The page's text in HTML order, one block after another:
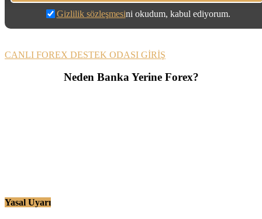
Gizlilik sözleşmesini okudum, kabul ediyorum.
CANLI FOREX DESTEK ODASI GİRİŞ
Neden Banka Yerine Forex?
Yasal Uyarı